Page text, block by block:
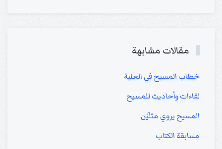
مقالات مشابهة
خطاب المسيح في العلية
لقاءات وأحاديث للمسيح
المسيح يروي مثلَيْن
مسابقة الكتاب